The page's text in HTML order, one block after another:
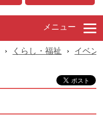
メニュー
› くらし・福祉 › イベン